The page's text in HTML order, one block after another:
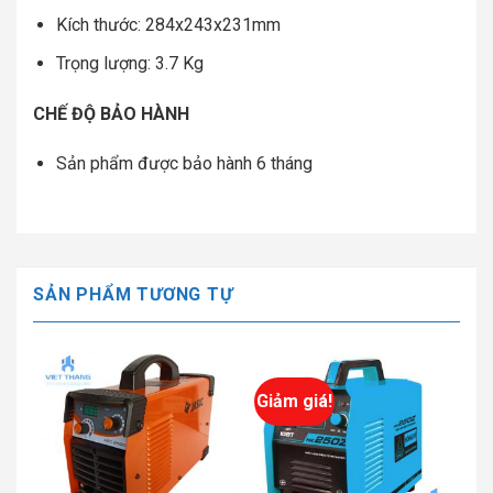
Kích thước: 284x243x231mm
Trọng lượng: 3.7 Kg
CHẾ ĐỘ BẢO HÀNH
Sản phẩm được bảo hành 6 tháng
SẢN PHẨM TƯƠNG TỰ
Giảm giá!